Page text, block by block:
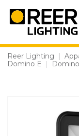
content
Reer Lighting |
Domino E
|